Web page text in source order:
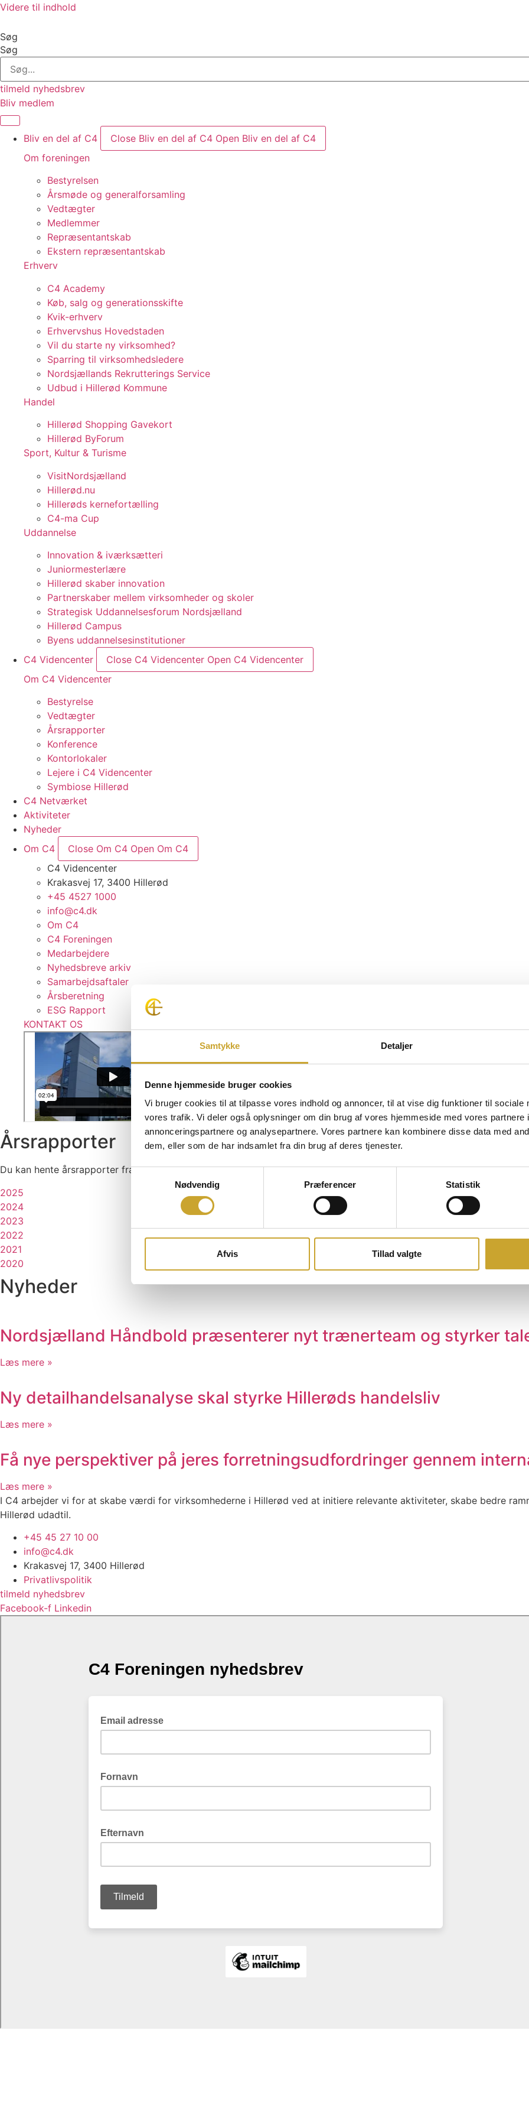
Samtykke Detaljer
Denne hjemmeside bruger cookies
Vi bruger cookies til at tilpasse vores indhold og annoncer, til at vise dig funktioner til sociale
vores trafik. Vi deler også oplysninger om din brug af vores hjemmeside med vores partnere
annonceringspartnere og analysepartnere. Vores partnere kan kombinere disse data med
dem, eller som de har indsamlet fra din brug af deres tjenester.
Samtykkevalg
Nødvendig
Præferencer Statistik
Afvis Tillad valgte
Videre til indhold
Søg
Søg
tilmeld nyhedsbrev
Bliv medlem
Bliv en del af C4 Close Bliv en del af C4 Open Bliv en del af C4
Om foreningen
Bestyrelsen
Årsmøde og generalforsamling
Vedtægter
Medlemmer
Repræsentantskab
Ekstern repræsentantskab
Erhverv
C4 Academy
Køb, salg og generationsskifte
Kvik-erhverv
Erhvervshus Hovedstaden
Vil du starte ny virksomhed?
Sparring til virksomhedsledere
Nordsjællands Rekrutterings Service
Udbud i Hillerød Kommune
Handel
Hillerød Shopping Gavekort
Hillerød ByForum
Sport, Kultur & Turisme
VisitNordsjælland
Hillerød.nu
Hillerøds kernefortælling
C4-ma Cup
Uddannelse
Innovation & iværksætteri
Juniormesterlære
Hillerød skaber innovation
Partnerskaber mellem virksomheder og skoler
Strategisk Uddannelsesforum Nordsjælland
Hillerød Campus
Byens uddannelsesinstitutioner
C4 Videncenter
Close C4 Videncenter Open C4 Videncenter
Om C4 Videncenter
Bestyrelse
Vedtægter
Årsrapporter
Konference
Kontorlokaler
Lejere i C4 Videncenter
Symbiose Hillerød
C4 Netværket
Aktiviteter
Nyheder
Om C4
Close Om C4 Open Om C4
C4 Videncenter
Krakasvej 17, 3400 Hillerød
+45 4527 1000
info@c4.dk
Om C4
C4 Foreningen
Medarbejdere
Nyhedsbreve arkiv
Samarbejdsaftaler
Årsberetning
ESG Rapport
KONTAKT OS
Årsrapporter
Du kan hente årsrapporter fra C4 Videncenter her:
2025
2024
2023
2022
2021
2020
Nyheder
Nordsjælland Håndbold præsenterer nyt trænerteam og styrker
Læs mere »
Ny detailhandelsanalyse skal styrke Hillerøds handelsliv
Læs mere »
Få nye perspektiver på jeres forretningsudfordringer gennem
Læs mere »
I C4 arbejder vi for at skabe værdi for virksomhederne i Hillerød ved at initiere relevante aktiviteter, skabe bedre
Hillerød udadtil.
+45 45 27 10 00
info@c4.dk
Krakasvej 17, 3400 Hillerød
Privatlivspolitik
tilmeld nyhedsbrev
Facebook-f Linkedin